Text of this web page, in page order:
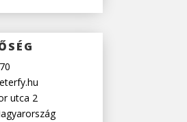
utca 2